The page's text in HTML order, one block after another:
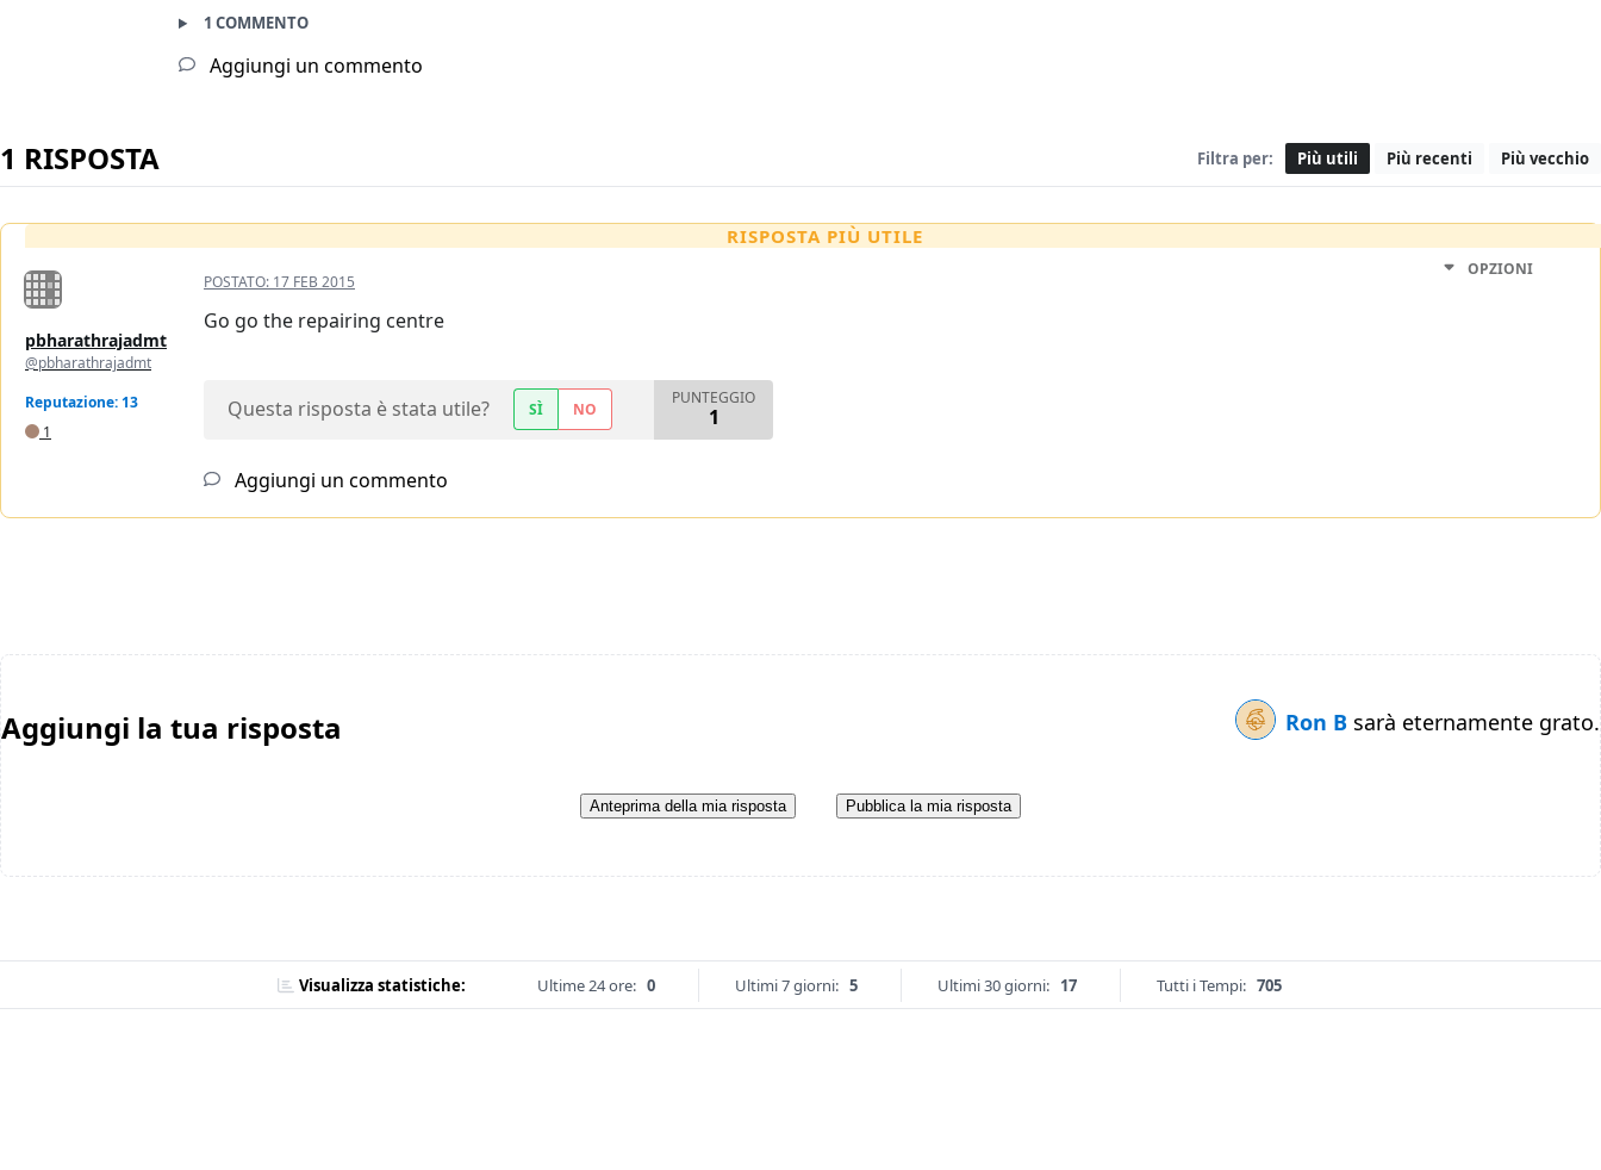
1 COMMENTO
Aggiungi un commento
1 RISPOSTA Filtra per: Più utili Più recenti Più vecchio
RISPOSTA PIÙ UTILE
pbharathrajadmt
@pbharathrajadmt
Reputazione: 13
1
POSTATO: 17 FEB 2015
OPZIONI
Go go the repairing centre
Questa risposta è stata utile? SÌ NO
PUNTEGGIO
1
Aggiungi un commento
Aggiungi la tua risposta Ron B sarà eternamente grato.
Anteprima della mia risposta Pubblica la mia risposta
Visualizza statistiche: Ultime 24 ore: 0 Ultimi 7 giorni: 5 Ultimi 30 giorni: 17 Tutti i Tempi: 705